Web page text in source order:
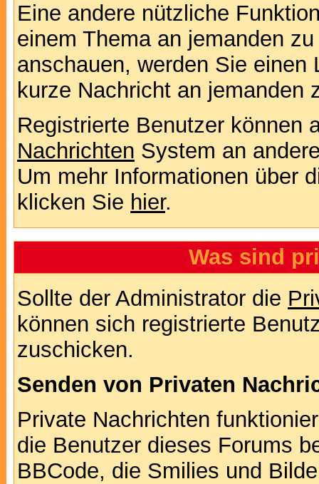
Eine andere nützliche
einem Thema an jemanden
anschauen, werden Sie
kurze Nachricht an jemanden
Registrierte Benutzer können
Nachrichten System an
Um mehr Informationen über
klicken Sie hier.
Was sind
Sollte der Administrator die
können sich registrierte
zuschicken.
Senden von Privaten
Private Nachrichten
die Benutzer dieses Forums
BBCode, die Smilies und